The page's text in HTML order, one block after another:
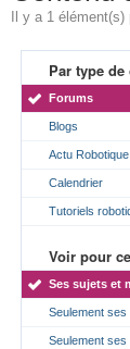
Il y a 1
Par type de
Forums
Blogs
Actu Robotique
Calendrier
Tutoriels
Voir pour
Ses sujets et
Seulement ses
Seulement ses